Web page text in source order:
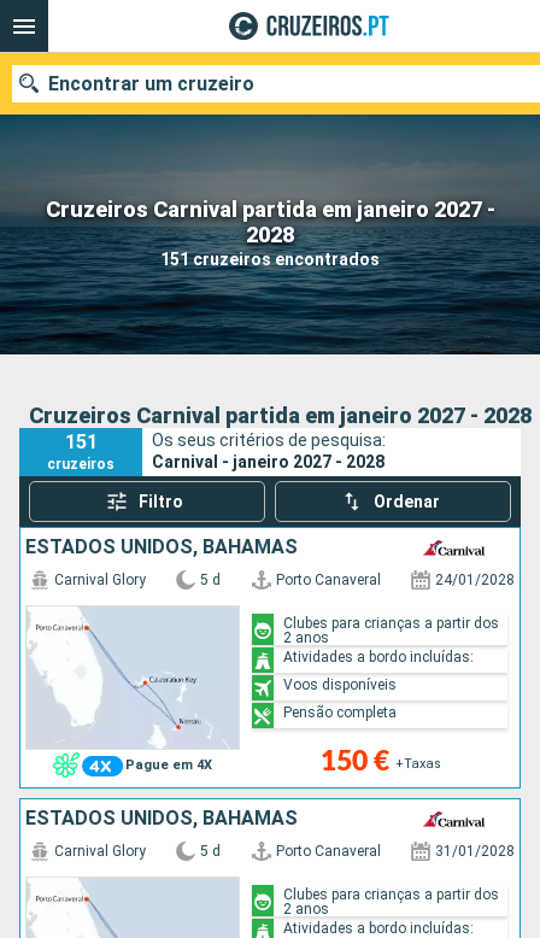
Cruzeiros Carnival partida em janeiro 2027 -
2028
151 cruzeiros encontrados
Encontrar um cruzeiro
Quando ir?
Data de partida
Portos Companhias
Cruzeiros Carnival partida em janeiro 2027 - 2028
151
cruzeiros
Os seus critérios de pesquisa:
Carnival - janeiro 2027 - 2028
Filtro Ordenar
ESTADOS UNIDOS, BAHAMAS
Pague em 4X
Carnival Glory 5 d Porto Canaveral 24/01/2028
150 € +Taxas
Clubes para crianças a partir dos
2 anos
Atividades a bordo incluídas:
Voos disponíveis
Pensão completa
ESTADOS UNIDOS, BAHAMAS
Carnival Glory 5 d Porto Canaveral 31/01/2028
Clubes para crianças a partir dos
2 anos
Atividades a bordo incluídas: